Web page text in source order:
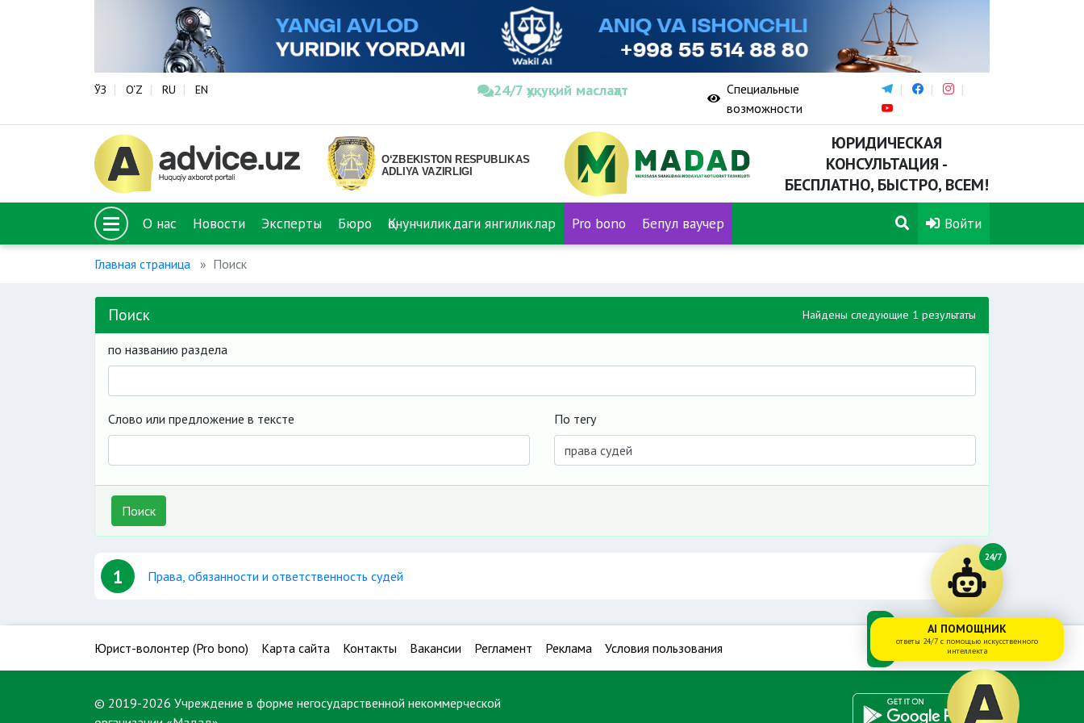
ЎЗ O‘Z RU EN 24/7 ҳуқуқий маслаҳат
Специальные
возможности
ЮРИДИЧЕСКАЯ
КОНСУЛЬТАЦИЯ -
БЕСПЛАТНО, БЫСТРО, ВСЕМ!
О нас Новости Эксперты Бюро Қонунчиликдаги янгиликлар Pro bono Бепул ваучер Войти
Главная страница Поиск
Поиск Найдены следующие 1 результаты
по названию раздела
Слово или предложение в тексте По тегу
Поиск
1 Права, обязанности и ответственность судей
Юрист-волонтер (Pro bono) Карта сайта Контакты Вакансии Регламент Реклама Условия пользования
© 2019-2026 Учреждение в форме негосударственной некоммерческой
24/7
AI ПОМОЩНИК
ответы 24/7 с помощью искусственного
интеллекта